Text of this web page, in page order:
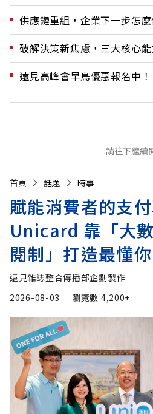
供應鏈重組，企業下一步怎
破解決策新焦慮，三大核心能
遠見高峰會早鳥優惠報名中！
請往下繼續
首頁 話題 時事
賦能消費者的支
Unicard 靠「大
閱制」打造最懂
遠見雜誌整合傳播部企劃製作
2026-08-03
瀏覽數 4,200+